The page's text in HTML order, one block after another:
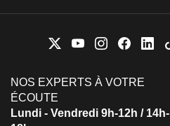
NOS EXPERTS À VOTRE
ÉCOUTE
Lundi - Vendredi 9h-12h / 14h-